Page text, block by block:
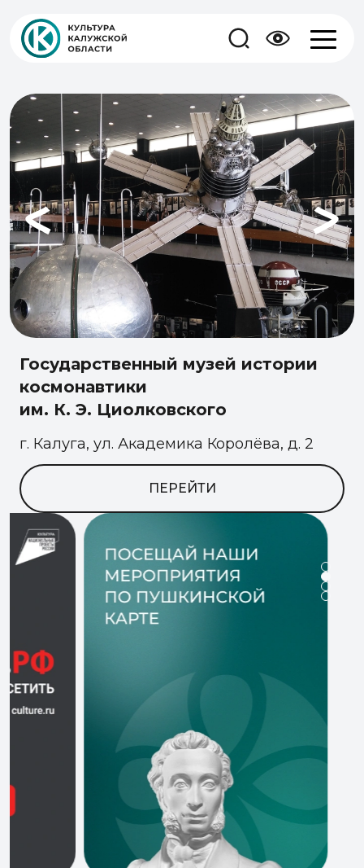
Государственный музей истории
космонавтики
им. К. Э. Циолковского
г. Калуга, ул. Академика Королёва, д. 2
ПЕРЕЙТИ